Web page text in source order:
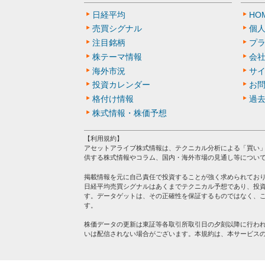
日経平均
売買シグナル
注目銘柄
株テーマ情報
海外市況
投資カレンダー
格付け情報
株式情報・株価予想
個
プ
会
サ
お
過
【利用規約】
アセットアライブ株式情報は、テクニカル分析による「買
供する株式情報やコラム、国内・海外市場の見通し等につい
掲載情報を元に自己責任で投資することが強く求められてお
日経平均売買シグナルはあくまでテクニカル予想であり、投
す。データゲットは、その正確性を保証するものではなく、
す。
株価データの更新は東証等各取引所取引日の夕刻以降に行わ
いは配信されない場合がございます。本規約は、本サービス